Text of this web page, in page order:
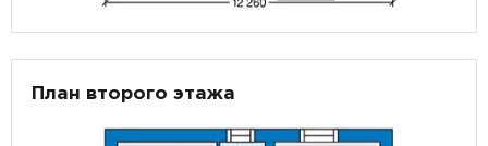
План второго этажа